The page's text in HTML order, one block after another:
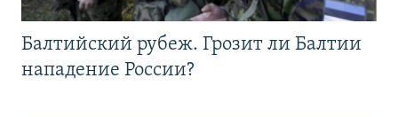
Балтийский рубеж. Грозит ли Балтии
нападение России?